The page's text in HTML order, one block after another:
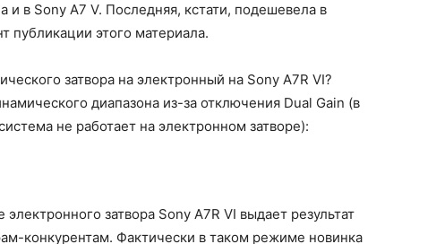
и в Sony A7 V. Последняя, кстати, подешевела в
публикации этого материала.
затвора на электронный на Sony A7R VI?
диапазона из-за отключения Dual Gain (в
не работает на электронном затворе):
затвора Sony A7R VI выдает результат
конкурентам. Фактически в таком режиме новинка